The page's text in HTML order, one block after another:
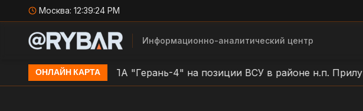
Москва: 12:39:24 PM
Информационно-аналитический центр
ОНЛАЙН КАРТА
области Атака БЛА "Герань-4" на позиции ВСУ в районе н.п. Прилуки